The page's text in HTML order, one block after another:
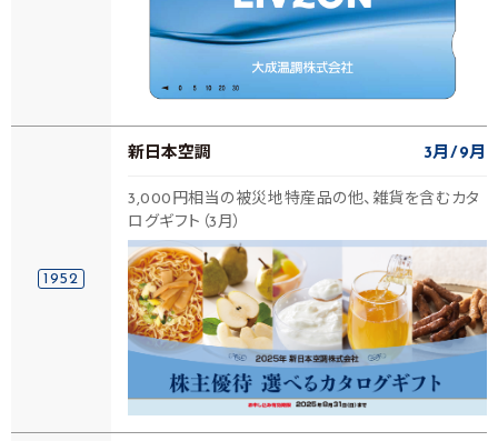
1952
新日本空調 3月 9月
3,000円相当の被災地特産品の他、雑貨を含むカタ
ログギフト（3月）